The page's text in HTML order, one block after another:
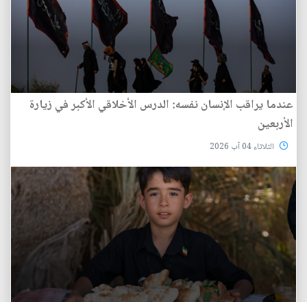
عندما يراقب الإنسان نفسه: الدرس الأخلاقي الأكبر في زيارة
الأربعين
الثلاثاء 04 آب 2026